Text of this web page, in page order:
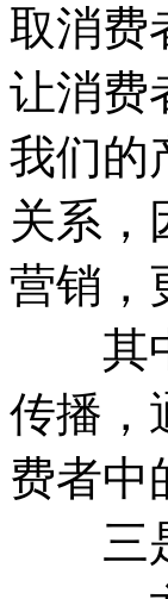
取消费
让消费
我们的
关系，
营销，
其中
传播，
费者中
三是